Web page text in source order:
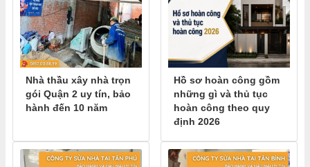
Nhà thầu xây nhà trọn
gói Quận 2 uy tín, bảo
hành đến 10 năm
Hồ sơ hoàn công gồm
những gì và thủ tục
hoàn công theo quy
định 2026